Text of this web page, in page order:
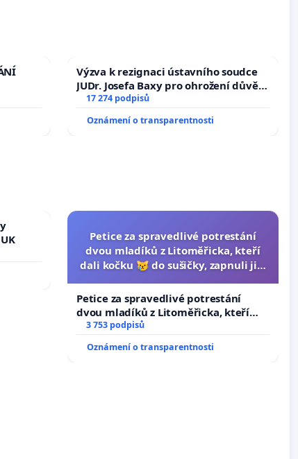
Výzva k rezignaci ústavního soudce
JUDr. Josefa Baxy pro ohrožení důvěry
ve spravedlivý proces
17 274 podpisů
Oznámení o transparentnosti
Petice za spravedlivé potrestání
dvou mladíků z Litoměřicka, kteří
dali kočku 😿 do sušičky, zapnuli ji a
Petice za spravedlivé potrestání
dvou mladíků z Litoměřicka, kteří
dali kočku 😿 do sušičky, zapnuli ji a
umírání zvířete natočili.
3 753 podpisů
Oznámení o transparentnosti